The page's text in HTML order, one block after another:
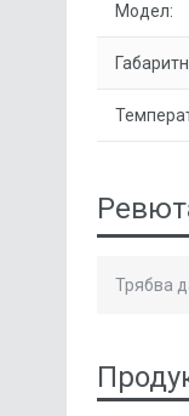
Модел:
Трябва